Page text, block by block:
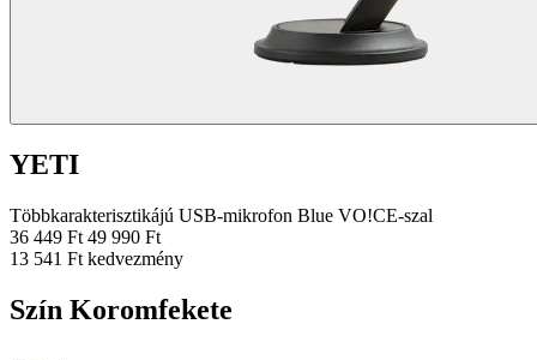
YETI
Többkarakterisztikájú USB-mikrofon Blue VO!CE-szal
36 449 Ft 49 990 Ft
13 541 Ft kedvezmény
Szín Koromfekete